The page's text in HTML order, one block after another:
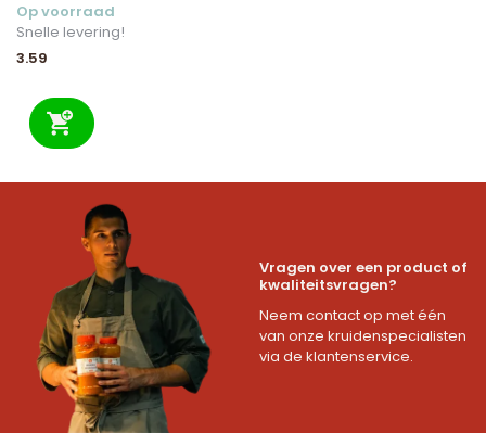
Op voorraad
Snelle levering!
3.59
Vragen over een product of
kwaliteitsvragen?
Neem contact op met één
van onze kruidenspecialisten
via de klantenservice.